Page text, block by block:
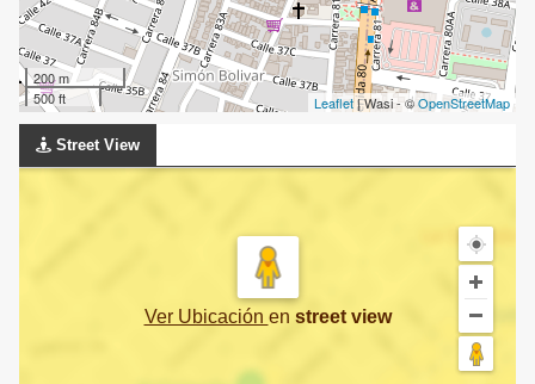
200 m
500 ft
Leaflet| Wasi - ©OpenStreetMap
Street View
Ver Ubicación en street view